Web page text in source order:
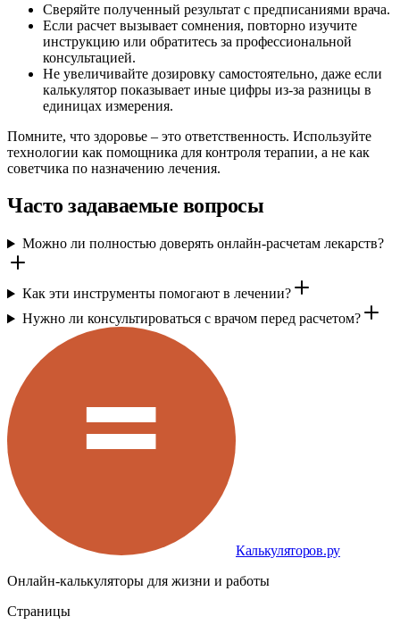
Сверяйте полученный результат с предписаниями врача.
Если расчет вызывает сомнения, повторно изучите
инструкцию или обратитесь за профессиональной
консультацией.
Не увеличивайте дозировку самостоятельно, даже если
калькулятор показывает иные цифры из-за разницы в
единицах измерения.
Помните, что здоровье – это ответственность. Используйте
технологии как помощника для контроля терапии, а не как
советчика по назначению лечения.
Часто задаваемые вопросы
Можно ли полностью доверять онлайн-расчетам лекарств?
Как эти инструменты помогают в лечении?
Нужно ли консультироваться с врачом перед расчетом?
Калькуляторов.ру
Онлайн-калькуляторы для жизни и работы
Страницы